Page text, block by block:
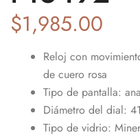
$1,985.00
Reloj con
de cuero rosa
Tipo de pantalla:
Diámetro del dial:
Tipo de vidrio: